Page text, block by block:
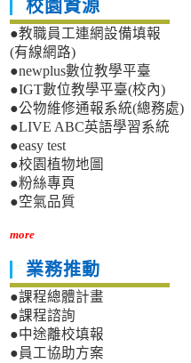
校園資源
●教職員工連網設備填報
(有線網路)
●newplus數位教學平臺
●IGT數位教學平臺(校內)
●公物維修通報系統(總務處)
●LIVE ABC英語學習系統
●easy test
●校園植物地圖
●粉絲專頁
●空氣品質
more
業務推動
●課程總體計畫
●課程諮詢
●中途離校填報
●員工協助方案